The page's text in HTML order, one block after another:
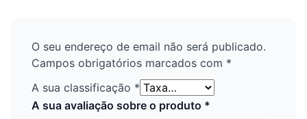
O seu endereço de email não será publicado.
Campos obrigatórios marcados com *
A sua classificação *
A sua avaliação sobre o produto *